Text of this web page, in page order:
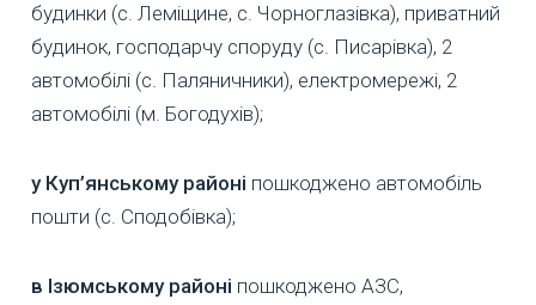
будинки (с. Леміщине, с. Чорноглазівка), приватний
будинок, господарчу споруду (с. Писарівка), 2
автомобілі (с. Паляничники), електромережі, 2
автомобілі (м. Богодухів);
у Куп’янському районі пошкоджено автомобіль
пошти (с. Сподобівка);
в Ізюмському районі пошкоджено АЗС,